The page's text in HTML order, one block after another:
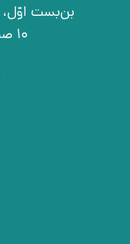
10 صبح الی 15 (3 بعد از ظهر) - قبل از تشریف آوردن تماس بگیرید